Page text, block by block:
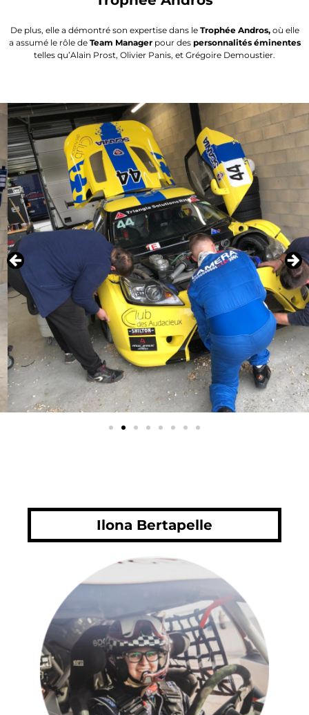
De plus, elle a démontré son expertise dans le Trophée Andros,où elle
a assumé le rôle de Team Managerpour des personnalités éminentes
telles qu’Alain Prost, Olivier Panis, et Grégoire Demoustier.
Ilona Bertapelle